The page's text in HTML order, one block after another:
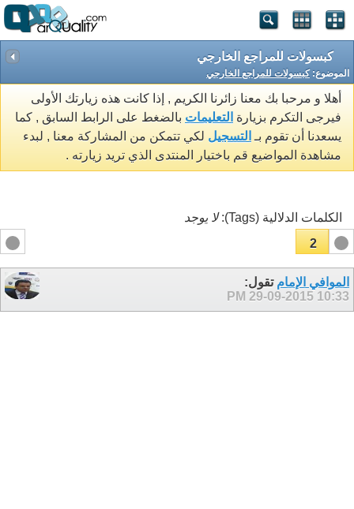
كبسولات للمراجع الخارجي
الموضوع:كبسولات للمراجع الخارجي
أهلا و مرحبا بك معنا زائرنا الكريم , إذا كانت هذه زيارتك الأولى
فيرجى التكرم بزيارة التعليمات بالضغط على الرابط السابق , كما
يسعدنا أن تقوم بـ التسجيل لكي تتمكن من المشاركة معنا , لبدء
مشاهدة المواضيع قم باختيار المنتدى الذي تريد زيارته .
الكلمات الدلالية (Tags):
لا يوجد
1
2
الموافي الإمام تقول:
29-09-2015 10:33 PM